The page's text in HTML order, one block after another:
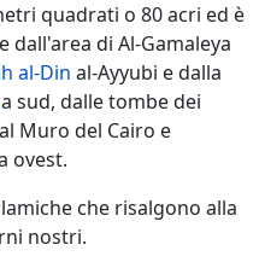
quadrati o 80 acri ed è
dall'area di Al-Gamaleya
al-Din al-Ayyubi e dalla
a sud, dalle tombe dei
Muro del Cairo e
ovest.
che risalgono alla
nostri.